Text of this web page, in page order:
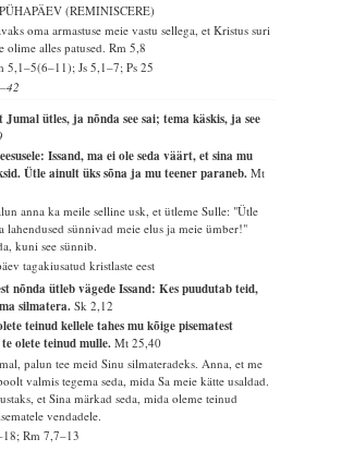
(REMINISCERE)
oma armastuse meie vastu sellega, et Kristus suri
olime alles patused.Rm 5,8
5,1–5(6–11); Js 5,1–7; Ps 25
Jumal ütles, ja nõnda see sai; tema käskis, ja see
Issand, ma ei ole seda väärt, et sina mu
Ütle ainult üks sõna ja mu teener paraneb.Mt
anna ka meile selline usk, et ütleme Sulle: "Ütle
lahendused sünnivad meie elus ja meie ümber!"
kuni see sünnib.
tagakiusatud kristlaste eest
nõnda ütleb vägede Issand: Kes puudutab teid,
silmatera.Sk 2,12
teinud kellele tahes mu kõige pisematest
te olete teinud mulle.Mt 25,40
palun tee meid Sinu silmateradeks. Anna, et me
valmis tegema seda, mida Sa meie kätte usaldad.
et Sina märkad seda, mida oleme teinud
vendadele.
Rm 7,7–13